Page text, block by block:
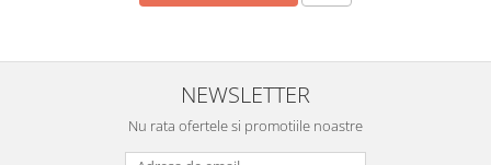
NEWSLETTER
Nu rata ofertele si promotiile noastre